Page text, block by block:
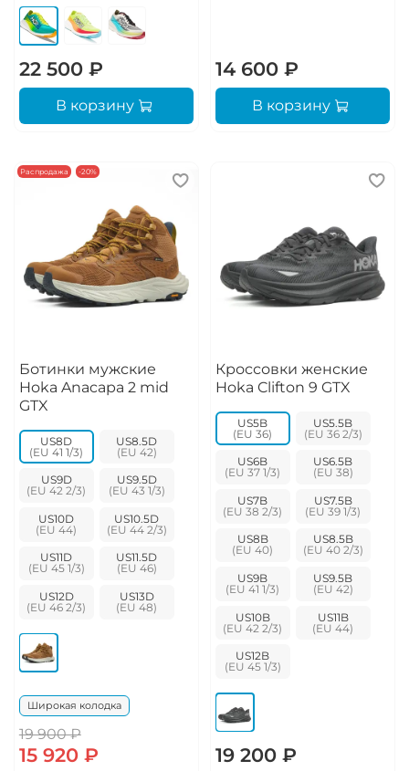
22 500 ₽
В корзину
14 600 ₽
В корзину
Распродажа -20%
Ботинки мужские
Hoka Anacapa 2 mid
GTX
US8D US8.5D
US9D US9.5D
US10D US10.5D
US11D US11.5D
US12D US13D
Широкая колодка
19 900 ₽
15 920 ₽
Кроссовки женские
Hoka Clifton 9 GTX
US5B US5.5B
US6B US6.5B
US7B US7.5B
US8B US8.5B
US9B US9.5B
US10B US11B
US12B
19 200 ₽